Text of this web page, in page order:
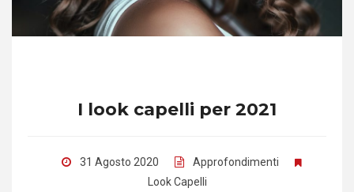
I look capelli per 2021
31 Agosto 2020
Approfondimenti
Look Capelli